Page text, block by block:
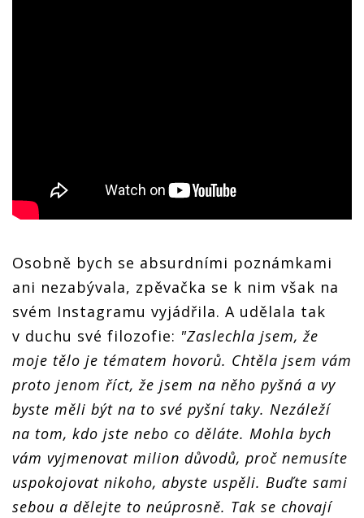
Osobně bych se absurdními poznámkami
ani nezabývala, zpěvačka se k nim však na
svém Instagramu vyjádřila. A udělala tak
v duchu své filozofie: "Zaslechla jsem, že
moje tělo je tématem hovorů. Chtěla jsem vám
proto jenom říct, že jsem na něho pyšná a vy
byste měli být na to své pyšní taky. Nezáleží
na tom, kdo jste nebo co děláte. Mohla bych
vám vyjmenovat milion důvodů, proč nemusíte
uspokojovat nikoho, abyste uspěli. Buďte sami
sebou a dělejte to neúprosně. Tak se chovají